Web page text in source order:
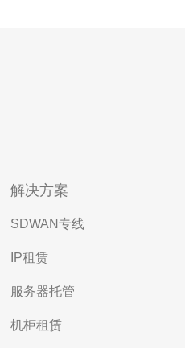
解决方案
SDWAN专线
IP租赁
服务器托管
机柜租赁